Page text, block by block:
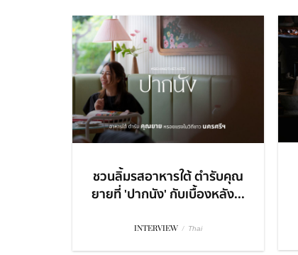
ชวนลิ้มรสอาหารใต้ ตำรับคุณ
ยายที่ 'ปากนัง' กับเบื้องหลัง...
INTERVIEW / Thai